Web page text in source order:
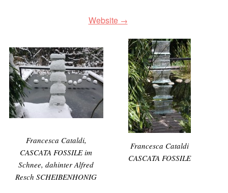
Website
Francesca Cataldi,
CASCATA FOSSILE im
Schnee, dahinter Alfred
Resch SCHEIBENHONIG
Francesca Cataldi
CASCATA FOSSILE